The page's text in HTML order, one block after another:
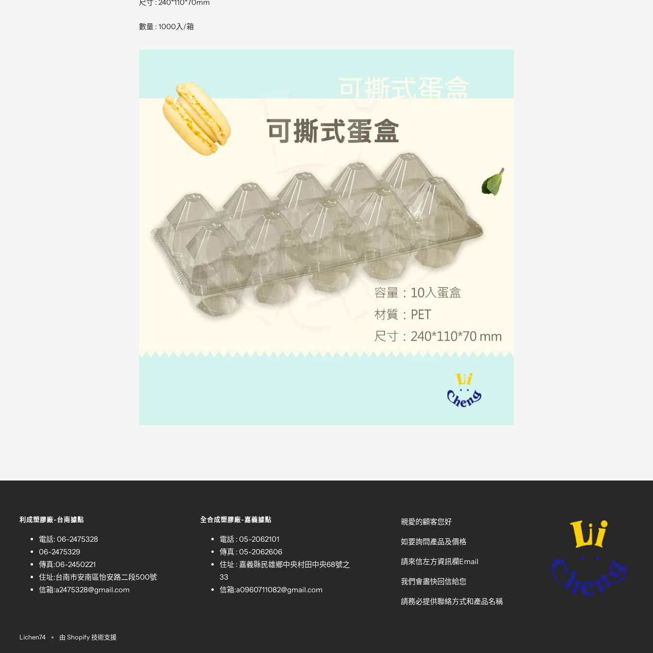
尺寸 : 240*110*70mm
數量 : 1000入/箱
利成塑膠廠-台南據點
電話: 06-2475328
06-2475329
傳真:06-2450221
住址:台南市安南區怡安路二段500號
信箱:a2475328@gmail.com
全合成塑膠廠-嘉義據點
電話 : 05-2062101
傳真 : 05-2062606
住址 : 嘉義縣民雄鄉中央村田中央68號之
33
信箱:a0960711082@gmail.com
親愛的顧客您好
如要詢問產品及價格
請來信左方資訊欄Email
我們會盡快回信給您
請務必提供聯絡方式和產品名稱
Lichen74 由 Shopify 技術支援